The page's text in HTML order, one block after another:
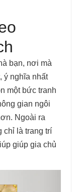
bạn, nơi mà
ý nghĩa nhất
một bức tranh
gian ngôi
Ngoài ra
chỉ là trang trí
giúp gia chủ